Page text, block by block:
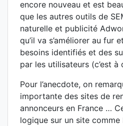
encore nouveau et est
que les autres outils de
naturelle et publicité
qu’il va s’améliorer au fur
besoins identifiés et des
par les utilisateurs (c’est à
Pour l’anecdote, on
importante des sites de
annonceurs en France …
logique sur un site comme